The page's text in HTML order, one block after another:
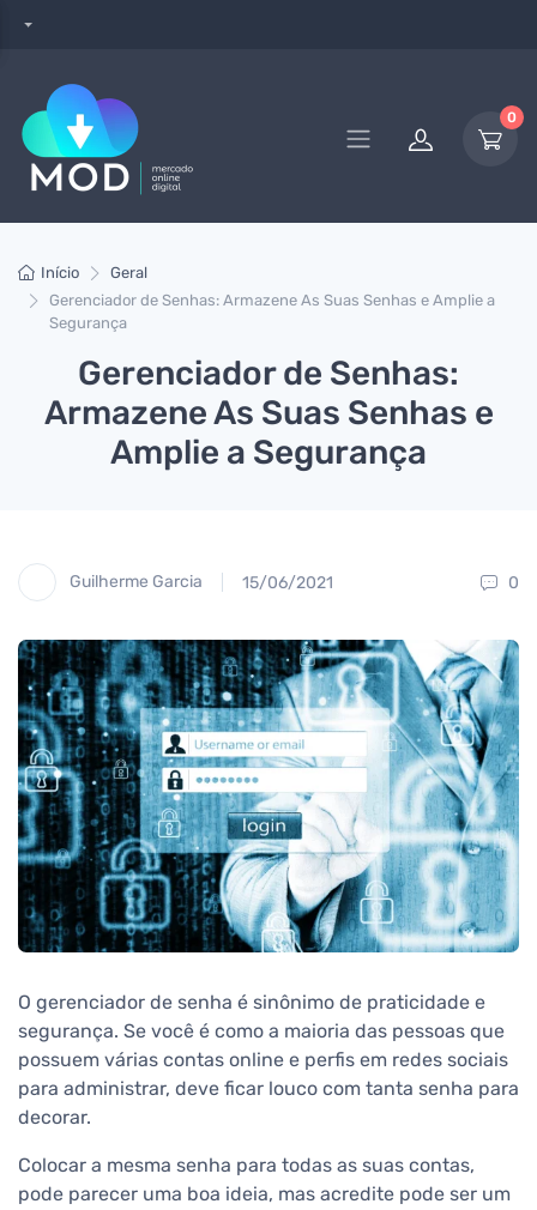
0
Início
Geral
Gerenciador de Senhas: Armazene As Suas Senhas e Amplie a
Segurança
Gerenciador de Senhas:
Armazene As Suas Senhas e
Amplie a Segurança
Guilherme Garcia 15/06/2021 0
O gerenciador de senha é sinônimo de praticidade e
segurança. Se você é como a maioria das pessoas que
possuem várias contas online e perfis em redes sociais
para administrar, deve ficar louco com tanta senha para
decorar.
Colocar a mesma senha para todas as suas contas,
pode parecer uma boa ideia, mas acredite pode ser um